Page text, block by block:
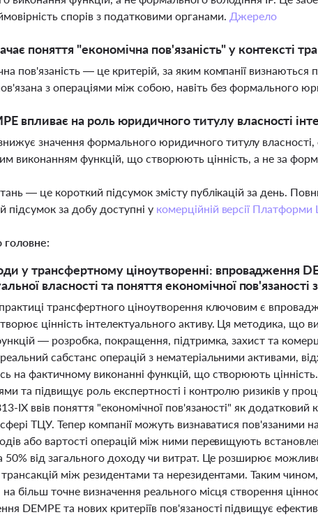
спорів з податковими органами. Джерело
поняття "економічна пов'язаність" у контексті
пов'язаність — це критерій, за яким компанії
з операціями між собою, навіть без формального
впливає на роль юридичного титулу власності
значення формального юридичного титулу власності,
виконанням функцій, що створюють цінність, а не за
— це короткий підсумок змісту публікацій за день.
підсумок за добу доступні у комерційній версії Платформи
головне:
у трансфертному ціноутворенні: впровадження
власності та поняття економічної
трансфертного ціноутворення ключовим є
цінність інтелектуального активу. Ця методика, що
— розробка, покращення, підтримка, захист та
сабстанс операцій з нематеріальними активами,
на фактичному виконанні функцій, що створюють
та підвищує роль експертності і контролю ризиків у
IX ввів поняття "економічної пов'язаності" як додатковий
ТЦУ. Тепер компанії можуть визнаватися пов'язаними
або вартості операцій між ними перевищують
50% від загального доходу чи витрат. Це розширює
трансакцій між резидентами та нерезидентами. Таким
більш точне визначення реального місця створення
DEMPE та нових критеріїв пов'язаності підвищує